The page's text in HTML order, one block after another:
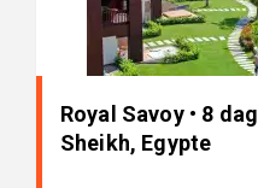
Royal Savoy • 8
Sheikh, Egypte